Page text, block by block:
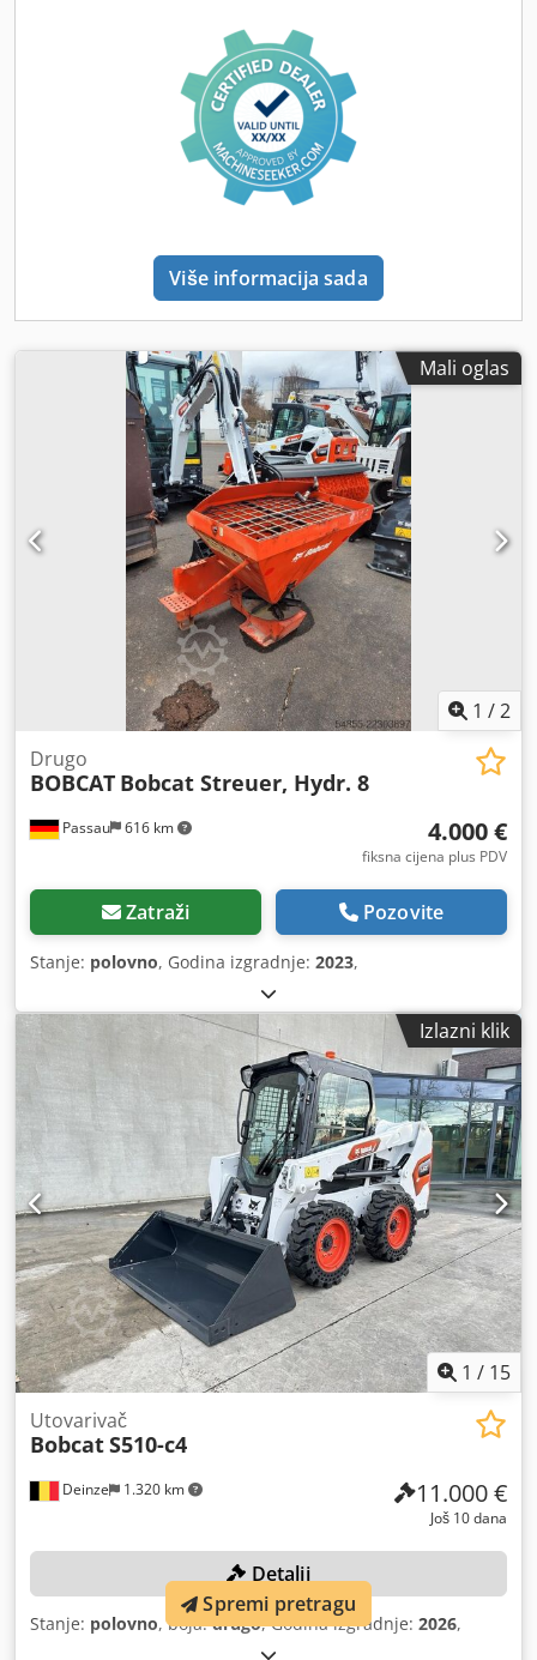
Više informacija sada
Mali oglas
1 /2
Passau 616 km
Drugo
BOBCAT Bobcat Streuer, Hydr. 8
4.000 €
fiksna cijena plus PDV
Zatraži Pozovite
Stanje: polovno, Godina izgradnje: 2023,
Izlazni klik
1 / 15
Deinze 1.320 km
Utovarivač
BobcatS510-c4
11.000 €
Još 10 dana
Detalji
Stanje: polovno, boja:drugo, Godina izgradnje: 2026,
Spremi pretragu